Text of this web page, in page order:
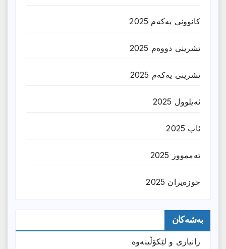
کانوونی یەکەم 2025
تشرینی دووەم 2025
تشرینی یەکەم 2025
ئەیلوول 2025
ئاب 2025
تەممووز 2025
حوزه‌یران 2025
بەشەکان
زانیارى و لێکۆڵینەوە